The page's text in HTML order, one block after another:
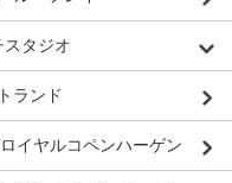
タジオ
ランド
イヤルコペンハーゲン